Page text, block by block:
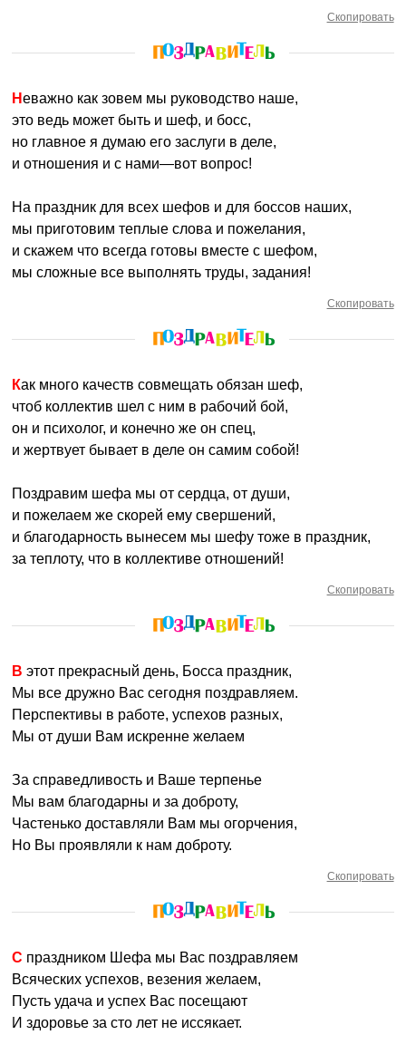
Скопировать
Неважно как зовем мы руководство наше,
это ведь может быть и шеф, и босс,
но главное я думаю его заслуги в деле,
и отношения и с нами—вот вопрос!
На праздник для всех шефов и для боссов наших,
мы приготовим теплые слова и пожелания,
и скажем что всегда готовы вместе с шефом,
мы сложные все выполнять труды, задания!
Скопировать
Как много качеств совмещать обязан шеф,
чтоб коллектив шел с ним в рабочий бой,
он и психолог, и конечно же он спец,
и жертвует бывает в деле он самим собой!
Поздравим шефа мы от сердца, от души,
и пожелаем же скорей ему свершений,
и благодарность вынесем мы шефу тоже в праздник,
за теплоту, что в коллективе отношений!
Скопировать
В этот прекрасный день, Босса праздник,
Мы все дружно Вас сегодня поздравляем.
Перспективы в работе, успехов разных,
Мы от души Вам искренне желаем
За справедливость и Ваше терпенье
Мы вам благодарны и за доброту,
Частенько доставляли Вам мы огорчения,
Но Вы проявляли к нам доброту.
Скопировать
С праздником Шефа мы Вас поздравляем
Всяческих успехов, везения желаем,
Пусть удача и успех Вас посещают
И здоровье за сто лет не иссякает.